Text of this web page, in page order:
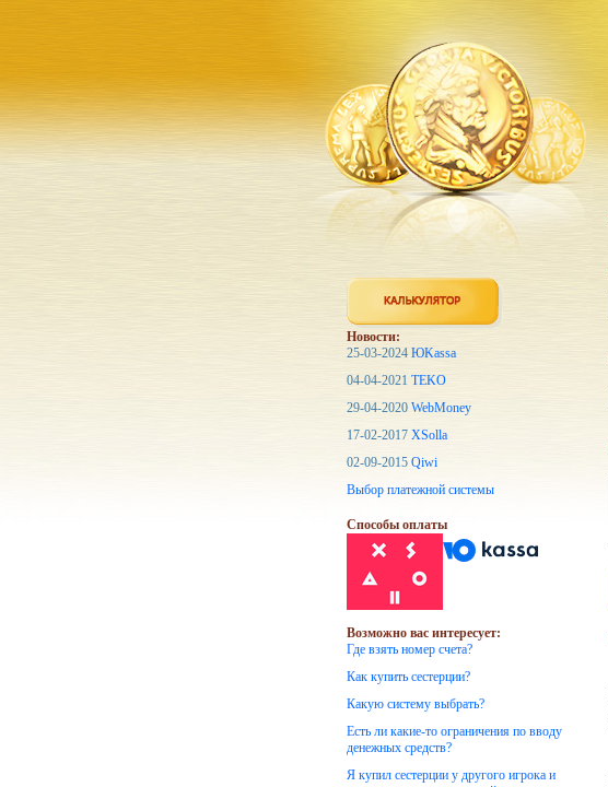
Новости:
25-03-2024 ЮKassa
04-04-2021 TEKO
29-04-2020 WebMoney
17-02-2017 XSolla
02-09-2015 Qiwi
Выбор платежной системы
Способы оплаты
Возможно вас интересует:
Где взять номер счета?
Как купить сестерции?
Какую систему выбрать?
Есть ли какие-то ограничения по вводу
денежных средств?
Я купил сестерции у другого игрока и